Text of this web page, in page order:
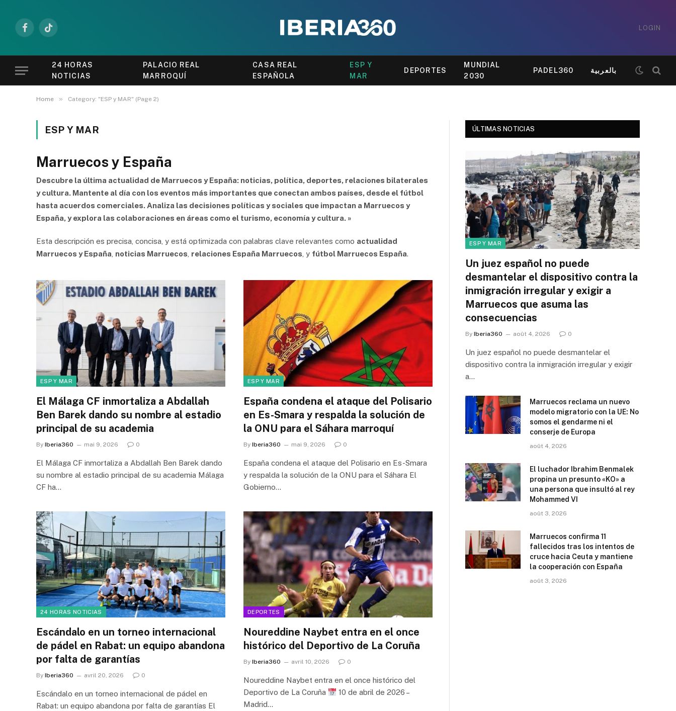
FacebookTikTok
LOGIN
24 HORAS
NOTICIAS
PALACIO REAL
MARROQUÍ
CASA REAL
ESPAÑOLA
ESP Y
MAR
DEPORTES
MUNDIAL
2030
PADEL360 بالعربية
Home » Category: "ESP y MAR" (Page 2)
ESP Y MAR
Marruecos y España
Descubre la última actualidad de Marruecos y España: noticias, política, deportes, relaciones bilaterales
y cultura. Mantente al día con los eventos más importantes que conectan ambos países, desde el fútbol
hasta acuerdos comerciales. Analiza las decisiones políticas y sociales que impactan a Marruecos y
España, y explora las colaboraciones en áreas como el turismo, economía y cultura. »
Esta descripción es precisa, concisa, y está optimizada con palabras clave relevantes como actualidad
Marruecos y España noticias Marruecos relaciones España Marruecos , y fútbol Marruecos España.
ESP Y MAR
El Málaga CF inmortaliza a Abdallah
Ben Barek dando su nombre al estadio
principal de su academia
By Iberia360 mai 9, 2026 0
El Málaga CF inmortaliza a Abdallah Ben Barek dando
su nombre al estadio principal de su academia Málaga
CF ha…
ESP Y MAR
España condena el ataque del Polisario
en Es-Smara y respalda la solución de
la ONU para el Sáhara marroquí
By Iberia360 mai 9, 2026 0
España condena el ataque del Polisario en Es-Smara
y respalda la solución de la ONU para el Sáhara El
Gobierno…
24 HORAS NOTICIAS
Escándalo en un torneo internacional
de pádel en Rabat: un equipo abandona
por falta de garantías
By Iberia360 avril 20, 2026 0
Escándalo en un torneo internacional de pádel en
Rabat: un equipo abandona por falta de garantías El
DEPORTES
Noureddine Naybet entra en el once
histórico del Deportivo de La Coruña
By Iberia360 avril 10, 2026 0
Noureddine Naybet entra en el once histórico del
Deportivo de La Coruña
10 de abril de 2026 –
Madrid…
ÚLTIMAS NOTICIAS
ESP Y MAR
Un juez español no puede
desmantelar el dispositivo contra la
inmigración irregular y exigir a
Marruecos que asuma las
consecuencias
By Iberia360 août 4, 2026 0
Un juez español no puede desmantelar el
dispositivo contra la inmigración irregular y exigir
a…
Marruecos reclama un nuevo
modelo migratorio con la UE: No
somos el gendarme ni el
conserje de Europa
août 4, 2026
El luchador Ibrahim Benmalek
propina un presunto «KO» a
una persona que insultó al rey
Mohammed VI
août 3, 2026
Marruecos confirma 11
fallecidos tras los intentos de
cruce hacia Ceuta y mantiene
la cooperación con España
août 3, 2026